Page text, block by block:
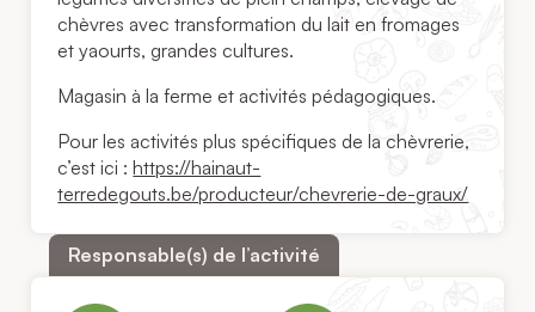
chèvres avec transformation du lait en fromages
et yaourts, grandes cultures.
Magasin à la ferme et activités pédagogiques.
Pour les activités plus spécifiques de la chèvrerie,
c’est ici :https://hainaut-
terredegouts.be/producteur/chevrerie-de-graux/
Responsable(s) de l’activité